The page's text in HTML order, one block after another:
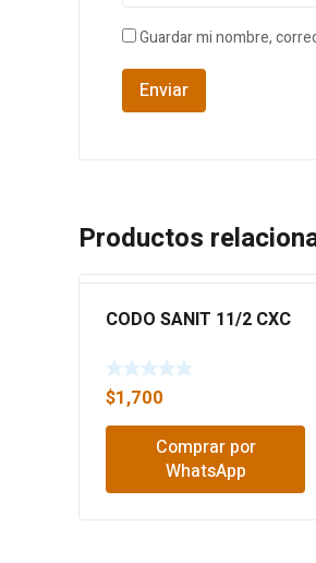
Guardar mi nombre,
Productos
CODO SANIT 11/2 CXC
$1,700
Comprar por
WhatsApp